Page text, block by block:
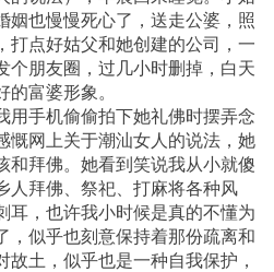
小时候每年春节会在那里过。冷
们，操劳一辈子似乎就为了挣得
和认可，她们都是那么优秀的人
面的世界，会闯出怎样的天地
又富庶又传统的地方呢？经济条
给她们更多的自由，她们和奶奶那
，沉默，孤独，无助。 可是，她
实有其他的选择吗？ 好像有点跑题
时刻，大概是从做女人那一刻就开
个时刻持续到你最终成了家里辈分
然后大家会惦记你辛苦了一辈子，
，大概你的艰难才能够结束。
姻也慢慢死心了，送走公婆，照
打点好姑父和她创建的公司，一
个朋友圈，过几小时删掉，白天
富婆形象。
用手机偷偷拍下她礼佛时摆弄念
慨网上关于潮汕女人的说法，她
和拜佛。她看到笑说我从小就傻
人拜佛、祭祀、打麻将各种风
耳，也许我小时候是真的不懂为
，似乎也刻意保持着那份疏离和
故土，似乎也是一种自我保护，